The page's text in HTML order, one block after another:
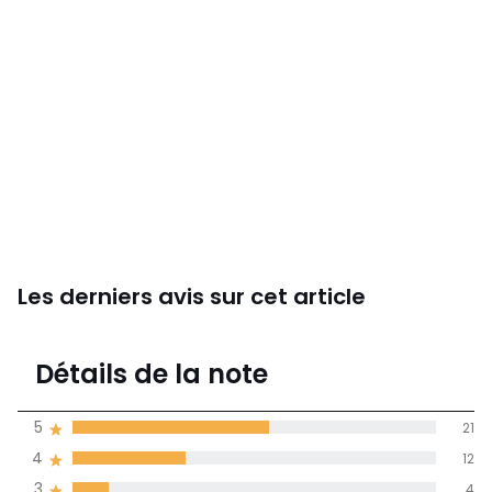
Les derniers avis sur cet article
4,3
moyenne des avis
dans toutes les
Détails de la note
4 12
5 21